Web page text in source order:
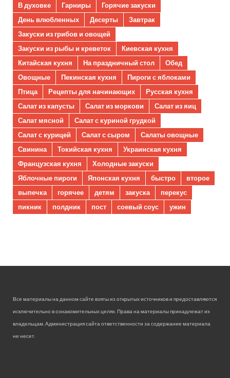
В духовке Гарниры
Горячие закуски
День влюбленных
Десерты
Завтрак
Закуски из грибов и овощей
Закуски из рыбы и креветок
Киевская кухня
Китайская кухня
На праздничный стол
Обед
Овощные
Пекинская кухня
Пироги с яблоками
Птица
Рецепты для начинающих
Русская кухня
Салат из капусты
Салат из моркови
Салат из яиц
Салат мясной
Салат с куриной грудкой
Салат с курицей
Салат с сыром
Салаты овощные
Свинина
Токийская кухня
Украинская кухня
Французская кухня
Холодные закуски
Яблочные пироги
Японская кухня быстро
второе
выпечка
горячее детям закуска
перекус
пикник
полдник пост соевый соус ужин
Все материалы на данном сайте взяты из открытых источников и предоставляются
исключительно в ознакомительных целях. Права на материалы принадлежат их
владельцам. Администрация сайта ответственности за содержание материала
не несет.